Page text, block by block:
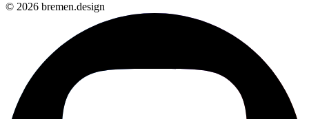
© 2026 bremen.design